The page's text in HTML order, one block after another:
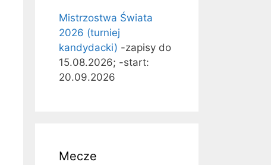
Mistrzostwa Świata
2026 (turniej
kandydacki) -zapisy do
15.08.2026; -start:
20.09.2026
Mecze